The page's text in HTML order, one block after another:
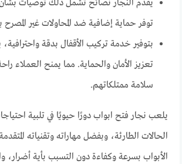
يقدم النجار نصائح تشمل ذلك توصيات بشأن
توفر حماية إضافية ضد المحاولات غير المصرح
بتوفير خدمة تركيب الأقفال بدقة
تعزيز الأمان والحماية. مما يمنح العملاء
سلامة ممتلكاتهم.
يلعب نجار فتح ابواب دورًا حيويًا في تلبية
الحالات الطارئة، وبفضل مهاراته وتقنياته
الأبواب بسرعة وكفاءة دون التسبب بأية أضرار،